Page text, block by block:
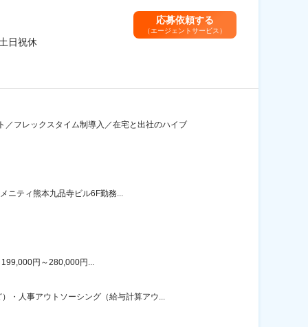
日祝休
応募依頼する
（エージェントサービス）
フレックスタイム制導入／在宅と出社のハイブ
ニティ熊本九品寺ビル6F勤務...
円～280,000円...
・人事アウトソーシング（給与計算アウ...